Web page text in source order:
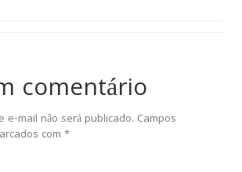
comentário
e-mail não será publicado. Campos
com *